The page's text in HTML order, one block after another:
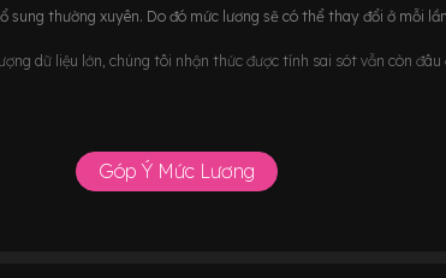
thường xuyên. Do đó mức lương sẽ có thể thay đổi ở mỗi
dữ liệu lớn, chúng tôi nhận thức được tính sai sót vẫn còn
Góp Ý Mức Lương